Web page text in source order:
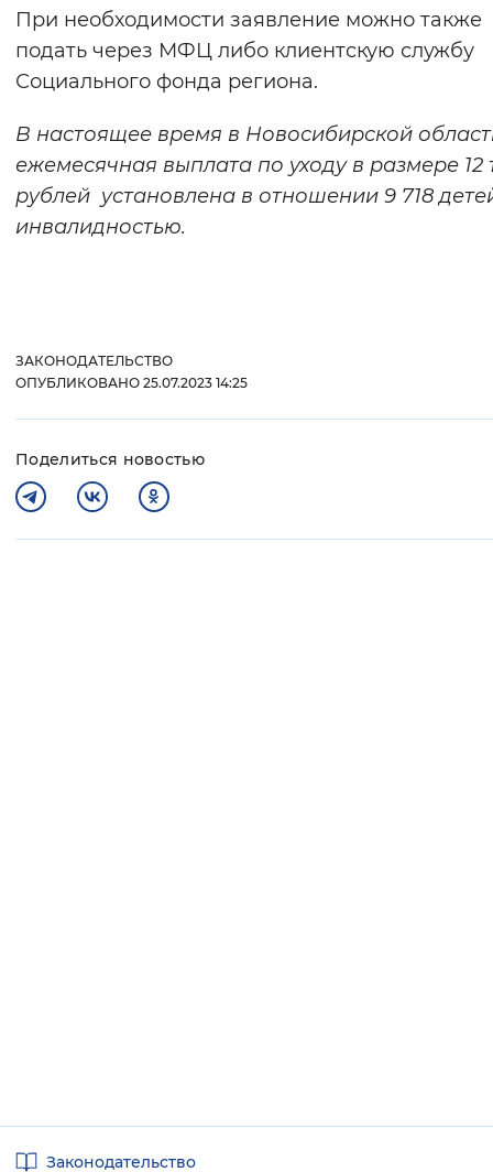
При необходимости заявление можно также
подать через МФЦ либо клиентскую службу
Социального фонда региона.
В настоящее время в Новосибирской
ежемесячная выплата по уходу в размере 12
рублей установлена в отношении 9 718
инвалидностью.
ЗАКОНОДАТЕЛЬСТВО
ОПУБЛИКОВАНО 25.07.2023 14:25
Поделиться новостью
Законодательство